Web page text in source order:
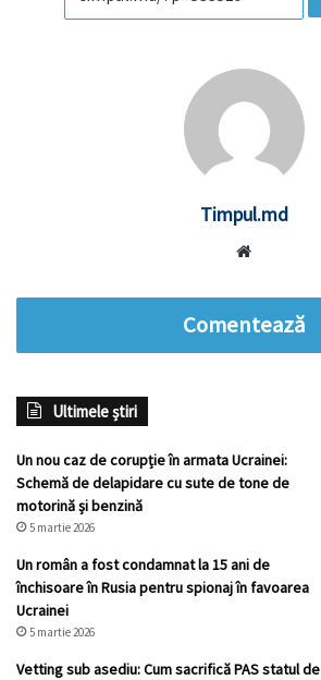
Timpul.md
Comentează
Ultimele știri
Un nou caz de corupție în armata Ucrainei:
Schemă de delapidare cu sute de tone de
motorină și benzină
5 martie 2026
Un român a fost condamnat la 15 ani de
închisoare în Rusia pentru spionaj în favoarea
Ucrainei
5 martie 2026
Vetting sub asediu: Cum sacrifică PAS statul de